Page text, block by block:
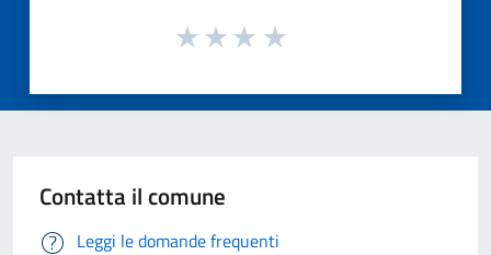
Contatta il comune
Leggi le domande frequenti